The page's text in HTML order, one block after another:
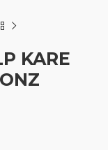
KARE